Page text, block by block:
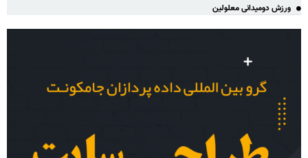
ورزش دومیدانی معلولین